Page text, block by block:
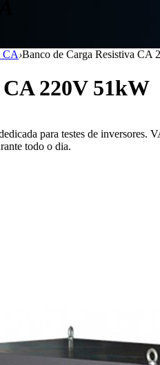
CA›Banco de Carga Resistiva CA
220V 51kW
para testes de
todo o dia.